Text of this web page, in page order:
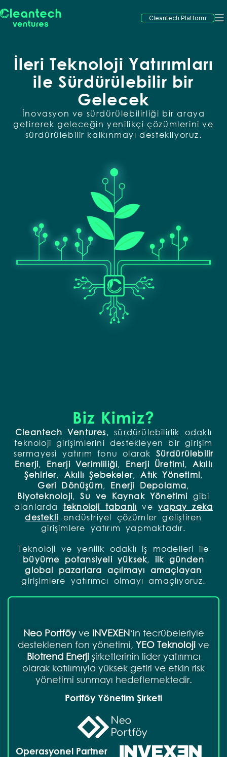
Cleantech Platform
İleri Teknoloji Yatırımları
ile Sürdürülebilir bir
Gelecek
İnovasyon ve sürdürülebilirliği bir araya
getirerek geleceğin yenilikçi çözümlerini ve
sürdürülebilir kalkınmayı destekliyoruz.
Biz Kimiz?
Cleantech Ventures, sürdürülebilirlik odaklı
teknoloji girişimlerini destekleyen bir girişim
sermayesi yatırım fonu olarak Sürdürülebilir
Enerji, Enerji Verimliliği, Enerji Üretimi, Akıllı
Şehirler, Akıllı Şebekeler,Atık Yönetimi,
Geri Dönüşüm, Enerji Depolama,
Biyoteknoloji,Su ve Kaynak Yönetimi gibi
alanlarda teknoloji tabanlı veyapay zeka
destekli endüstriyel çözümler geliştiren
girişimlere yatırım yapmaktadır.
Teknoloji ve yenilik odaklı iş modelleri ile
büyüme potansiyeli yüksek, ilk günden
global pazarlara açılmayı amaçlayan
girişimlere yatırımcı olmayı amaçlıyoruz.
Neo Portföyve INVEXEN‘in tecrübeleriyle
desteklenen fon yönetimi, YEO Teknoloji ve
Biotrend Enerjişirketlerinin lider yatırımcı
olarak katılımıyla yüksek getiri ve etkin risk
yönetimi sunmayı hedeflemektedir.
Portföy Yönetim Şirketi
Operasyonel Partner